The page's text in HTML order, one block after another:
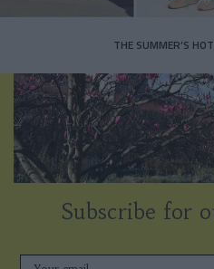
THE SUMMER’S
Subscribe for